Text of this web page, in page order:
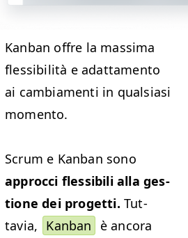
Kan­ban offre la mas­si­ma
flessibil­ità e adat­ta­men­to
ai cam­bi­a­men­ti in qual­si­asi
momento.
Scrum e Kan­ban sono
approc­ci flessibili alla ges­
tione dei prog­et­ti. Tut­
tavia, Kan­ban
è anco­ra